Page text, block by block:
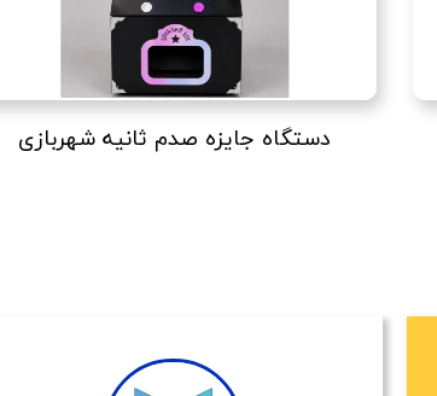
دستگاه جایزه صدم ثانیه شهربازی